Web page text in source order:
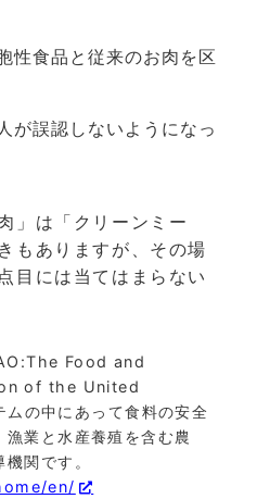
性食品と従来のお肉を区
が誤認しないようになっ
」は「クリーンミー
もありますが、その場
目には当てはまらない
Food and
of the United
の中にあって食料の安全
業と水産養殖を含む農
関です。
en/